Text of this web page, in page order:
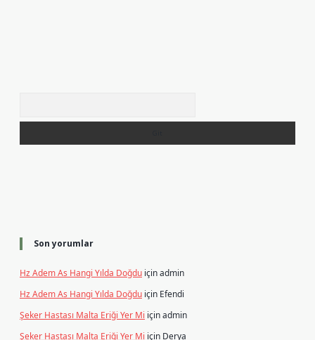
Son yorumlar
Hz Adem As Hangi Yılda Doğdu içinadmin
Hz Adem As Hangi Yılda Doğdu için Efendi
Şeker Hastası Malta Eriği Yer Mi içinadmin
Şeker Hastası Malta Eriği Yer Mi için Derya